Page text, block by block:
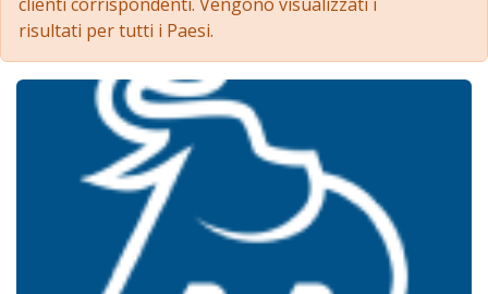
risultati per tutti i Paesi.